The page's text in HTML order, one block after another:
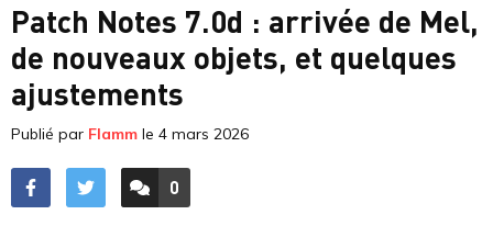
Patch Notes 7.0d : arrivée de Mel,
de nouveaux objets, et quelques
ajustements
Publié par Flamm le 4 mars 2026
ACCÉDER AUX
0
COMMENTAIRES